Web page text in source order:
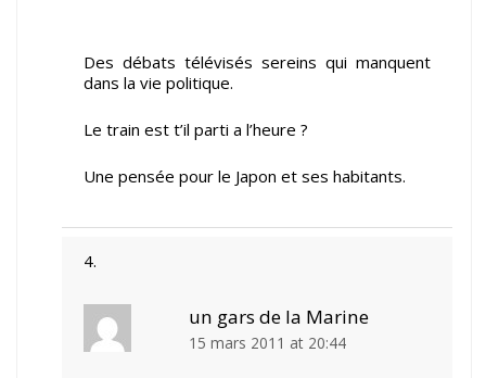
Des débats télévisés sereins qui manquent
dans la vie politique.
Le train est t’il parti a l’heure ?
Une pensée pour le Japon et ses habitants.
un gars de la Marine
15 mars 2011 at 20:44